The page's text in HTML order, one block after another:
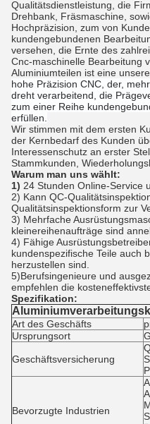
Qualitätsdienstleistung, die
Drehbank, Fräsmaschine,
Hochpräzision, zum von
kundengebundenen
versehen, die Ernte des
Cnc-maschinelle Bearbeitung
Aluminiumteilen ist eine
hohe Präzision CNC, der,
dreht verarbeitend, die
zum einer Reihe
erfüllen.
Wir stimmen mit dem ersten
der Kernbedarf des Kunden
Interessenschutz an erster
Stammkunden,
Warum man uns wählt:
1) 24 Stunden Online-Service
2) Kann QC-
Qualitätsinspektionsform zur
3) Mehrfache
kleinereihenaufträge sind
4) Fähige
kundenspezifische Teile auch
herzustellen sind.
5)Berufsingenieure und
empfehlen die
Spezifikation:
Art des Geschäfts
Ursprungsort
Geschäftsversicherung
Bevorzugte Industrien